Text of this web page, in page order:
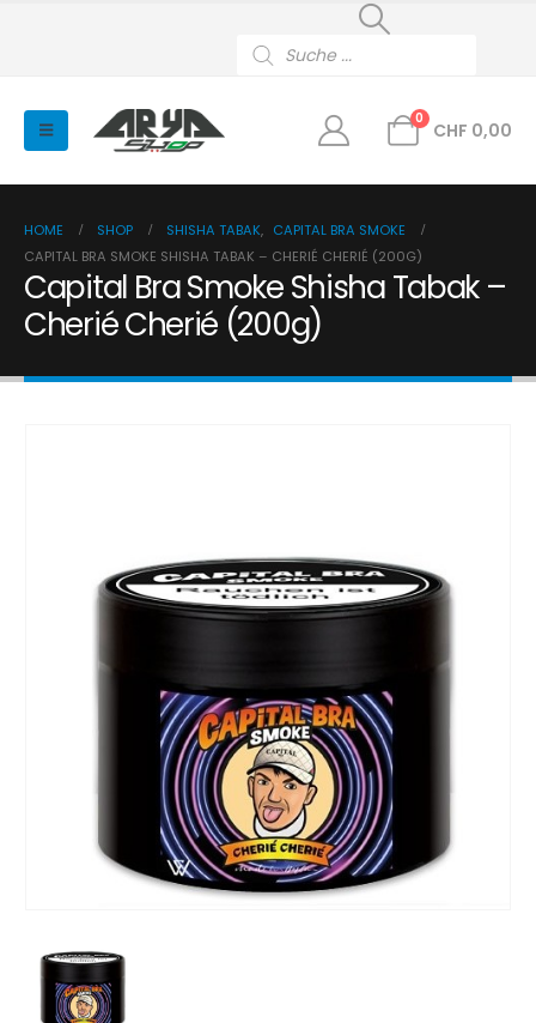
search
0
CHF 0,00
HOME SHOP SHISHA TABAK, CAPITAL BRA SMOKE
CAPITAL BRA SMOKE SHISHA TABAK – CHERIÉ CHERIÉ (200G)
Capital Bra Smoke Shisha Tabak –
Cherié Cherié (200g)